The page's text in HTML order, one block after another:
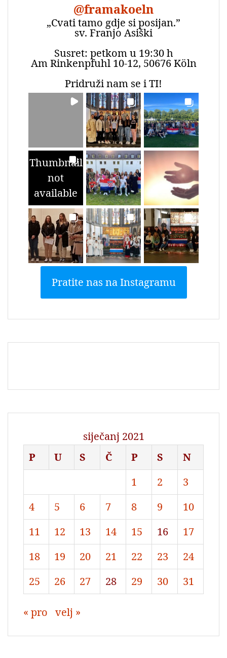
@framakoeln
„Cvati tamo gdje si posijan.”
sv. Franjo Asiški
Susret: petkom u 19:30 h
Am Rinkenpfuhl 10-12, 50676 Köln
Pridruži nam se i TI!
Thumbnail
not
available
Pratite nas na Instagramu
siječanj 2021
P
U S Č P S
N
1
2
3
4
5 6 7 8 9
10
11
12 13 14 15 16
17
18
19 20 21 22 23
24
25
26 27 28 29 30 31
« pro velj »